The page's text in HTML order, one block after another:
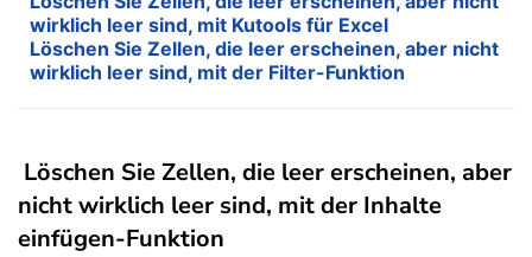
wirklich leer sind, mit Kutools für Excel
Löschen Sie Zellen, die leer erscheinen, aber nicht
wirklich leer sind, mit der Filter-Funktion
Löschen Sie Zellen, die leer erscheinen, aber
nicht wirklich leer sind, mit der Inhalte
einfügen-Funktion